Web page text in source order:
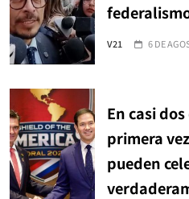
V21 6 DE
En casi
primera
pueden